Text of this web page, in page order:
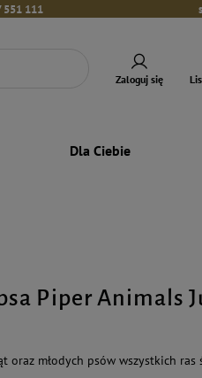
551 111
Zaloguj się
Dla Ciebie
Piper Animals
oraz młodych psów wszystkich